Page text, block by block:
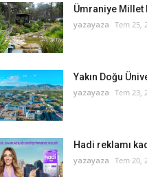
Ümraniye Millet
yazayaza Tem 25,
Yakın Doğu
yazayaza Tem 23,
Hadi reklamı
yazayaza Tem 20,